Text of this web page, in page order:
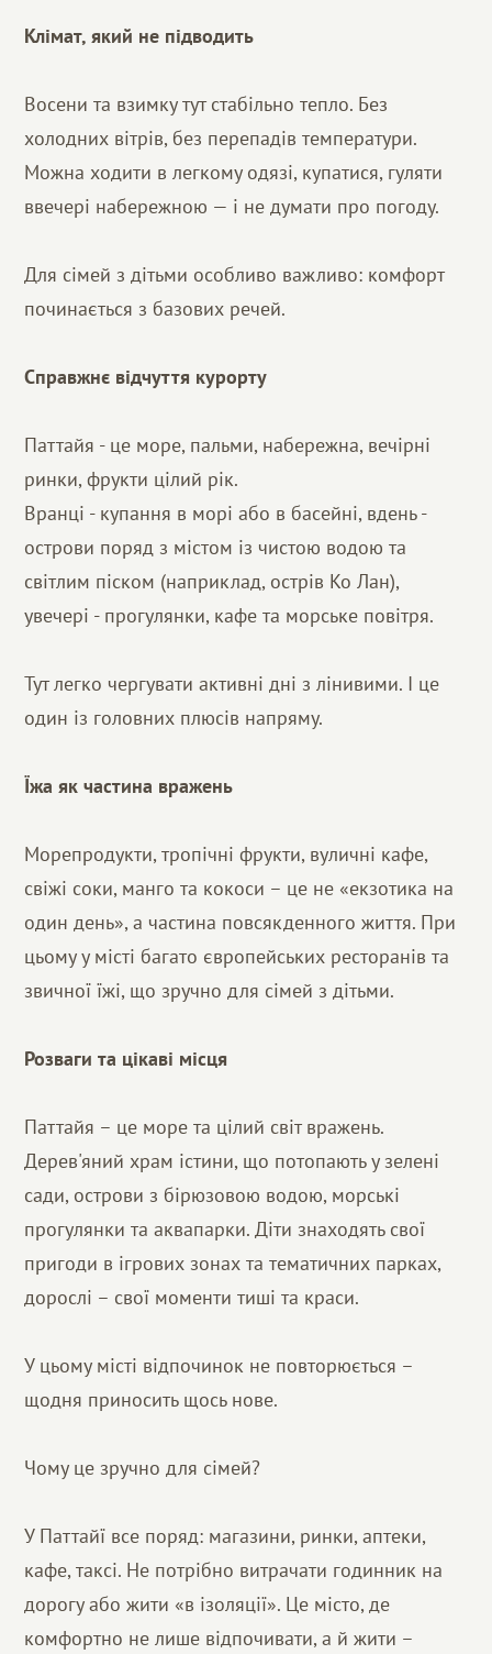
Клімат, який не підводить
Восени та взимку тут стабільно тепло. Без
холодних вітрів, без перепадів температури.
Можна ходити в легкому одязі, купатися, гуляти
ввечері набережною — і не думати про погоду.
Для сімей з дітьми особливо важливо: комфорт
починається з базових речей.
Справжнє відчуття курорту
Паттайя - це море, пальми, набережна, вечірні
ринки, фрукти цілий рік.
Вранці - купання в морі або в басейні, вдень -
острови поряд з містом із чистою водою та
світлим піском (наприклад, острів Ко Лан),
увечері - прогулянки, кафе та морське повітря.
Тут легко чергувати активні дні з лінивими. І це
один із головних плюсів напряму.
Їжа як частина вражень
Морепродукти, тропічні фрукти, вуличні кафе,
свіжі соки, манго та кокоси – це не «екзотика на
один день», а частина повсякденного життя. При
цьому у місті багато європейських ресторанів та
звичної їжі, що зручно для сімей з дітьми.
Розваги та цікаві місця
Паттайя – це море та цілий світ вражень.
Дерев'яний храм істини, що потопають у зелені
сади, острови з бірюзовою водою, морські
прогулянки та аквапарки. Діти знаходять свої
пригоди в ігрових зонах та тематичних парках,
дорослі – свої моменти тиші та краси.
У цьому місті відпочинок не повторюється –
щодня приносить щось нове.
Чому це зручно для сімей?
У Паттайї все поряд: магазини, ринки, аптеки,
кафе, таксі. Не потрібно витрачати годинник на
дорогу або жити «в ізоляції». Це місто, де
комфортно не лише відпочивати, а й жити –